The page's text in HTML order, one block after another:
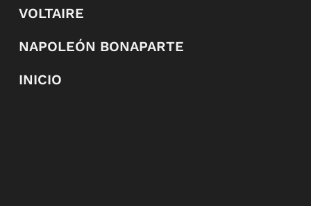
VOLTAIRE
NAPOLEÓN BONAPARTE
INICIO